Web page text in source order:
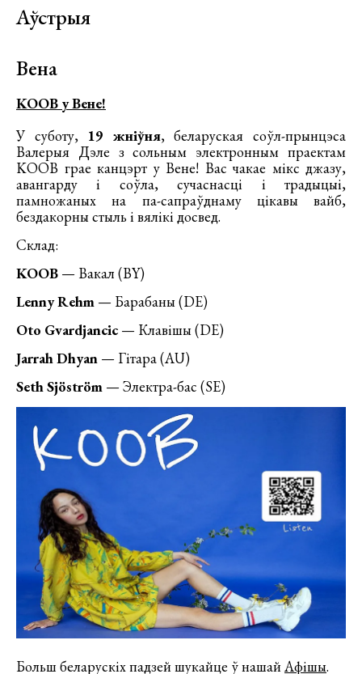
Аўстрыя
Вена
KOOB у Вене!
У суботу, 19 жніўня, беларуская соўл-прынцэса
Валерыя Дэле з сольным электронным праектам
KOOB грае канцэрт у Вене! Вас чакае мікс джазу,
авангарду і соўла, сучаснасці і традыцыі,
памножаных на па-сапраўднаму цікавы вайб,
бездакорны стыль і вялікі досвед.
Склад:
KOOB — Вакал (BY)
Lenny Rehm — Барабаны (DE)
Oto Gvardjancic — Клавішы (DE)
Jarrah Dhyan — Гітара (AU)
Seth Sjöström — Электра-бас (SE)
Больш беларускіх падзей шукайце ў нашай Афішы.